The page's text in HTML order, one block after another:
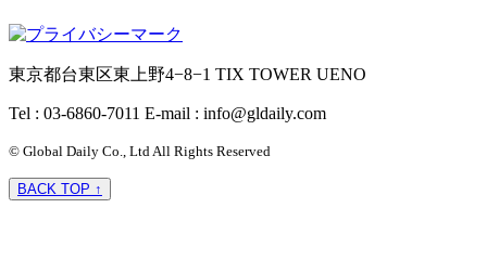
東京都台東区東上野4−8−1 TIX TOWER UENO
Tel : 03-6860-7011 E-mail : info@gldaily.com
© Global Daily Co., Ltd All Rights Reserved
BACK TOP ↑